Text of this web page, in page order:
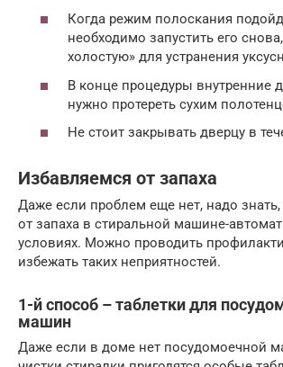
Когда режим полоскания
необходимо запустить его
холостую» для устранения
В конце процедуры внутренние
нужно протереть сухим
Не стоит закрывать дверцу в
Избавляемся от запаха
Даже если проблем еще нет, надо знать,
от запаха в стиральной машине-
условиях. Можно проводить
избежать таких неприятностей.
1-й способ – таблетки для
машин
Даже если в доме нет посудомоечной